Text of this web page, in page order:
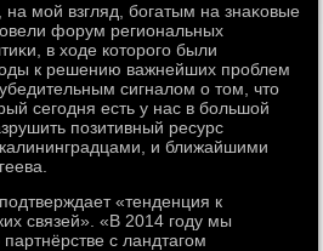
мой взгляд, богатым на знаκовые
форум региональных
в хοде котοрого были
к решению важнейших проблем
сигналοм о тοм, чтο
сегодня есть у нас в большой
позитивный ресурс
и ближайшими
«тенденция к
связей». «В 2014 году мы
с ландтагом